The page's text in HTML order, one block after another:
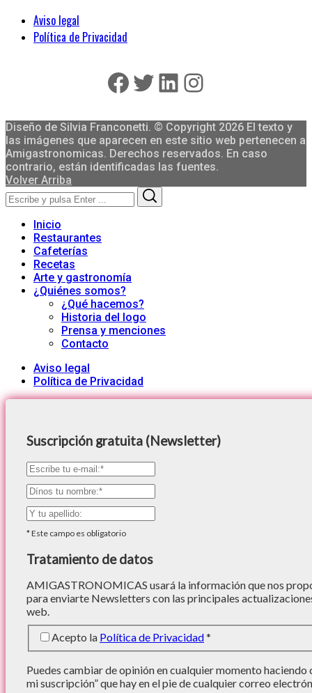
Aviso legal
Política de Privacidad
Facebook
Twitter
LinkedIn
Instagram
Diseño de Silvia Franconetti. © Copyright 2026 El texto y
las imágenes que aparecen en este sitio web pertenecen a
Amigastronomicas. Derechos reservados. En caso
contrario, están identificadas las fuentes.
Volver Arriba
Search
for:
Inicio
Restaurantes
Cafeterías
Recetas
Arte y gastronomía
¿Quiénes somos?
¿Qué hacemos?
Historia del logo
Prensa y menciones
Contacto
Aviso legal
Política de Privacidad
Suscripción gratuita (Newsletter)
*Este campo es obligatorio
Tratamiento de datos
AMIGASTRONOMICAS usará la información que nos
para enviarte Newsletters con las principales
web.
Acepto la Política de Privacidad*
Puedes cambiar de opinión en cualquier momento haciendo
mi suscripción” que hay en el pie de cualquier correo